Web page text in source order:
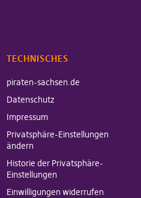
TECHNISCHES
piraten-sachsen.de
Datenschutz
Impressum
Privatsphäre-Einstellungen
ändern
Historie der Privatsphäre-
Einstellungen
Einwilligungen widerrufen